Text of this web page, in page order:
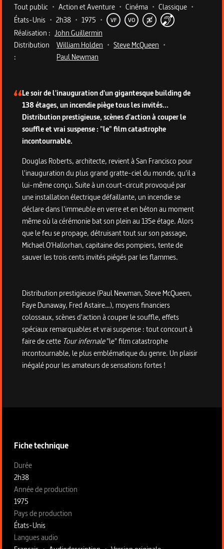
Metadata du programme
Tout public • Action et Aventure • Cinéma • Classique •
États-Unis • 2h38 • 1975 • VF VO
Réalisation : John Guillermin
Distribution
:
William Holden • Steve McQueen •
Paul Newman
Le soir de l'inauguration d'un gigantesque building de
138 étages, un incendie piège tous les invités...
Distribution prestigieuse, scènes d'action à couper le
souffle et vrai suspense : "le" film catastrophe
incontournable.
Douglas Roberts, architecte, revient à San Francisco pour
l'inauguration du plus grand gratte-ciel du monde, qu'il a
lui-même conçu. Suite à un court-circuit provoqué par
une installation électrique défaillante, un incendie se
déclare dans l'immeuble en verre et en béton au moment
même où la cérémonie bat son plein au 135e étage. Alors
que le feu se propage, détruisant tout sur son passage,
Michael O'Hallorhan, capitaine des pompiers, tente de
sauver les trois cents invités piégés par les flammes.
Distribution prestigieuse (Paul Newman, Steve McQueen,
Faye Dunaway, Fred Astaire…), moyens financiers
colossaux, scènes d'action à couper le souffle, effets
spéciaux remarquables et vrai suspense : tout concourt à
faire de cette Tour infernale"le" film catastrophe
incontournable, le plus emblématique du genre. Un plaisir
inégalé pour les amateurs de sensations fortes !
Fiche technique
Fiche technique section gauche
Durée
2h38
Année de production
1975
Pays de production
États-Unis
Langues audio